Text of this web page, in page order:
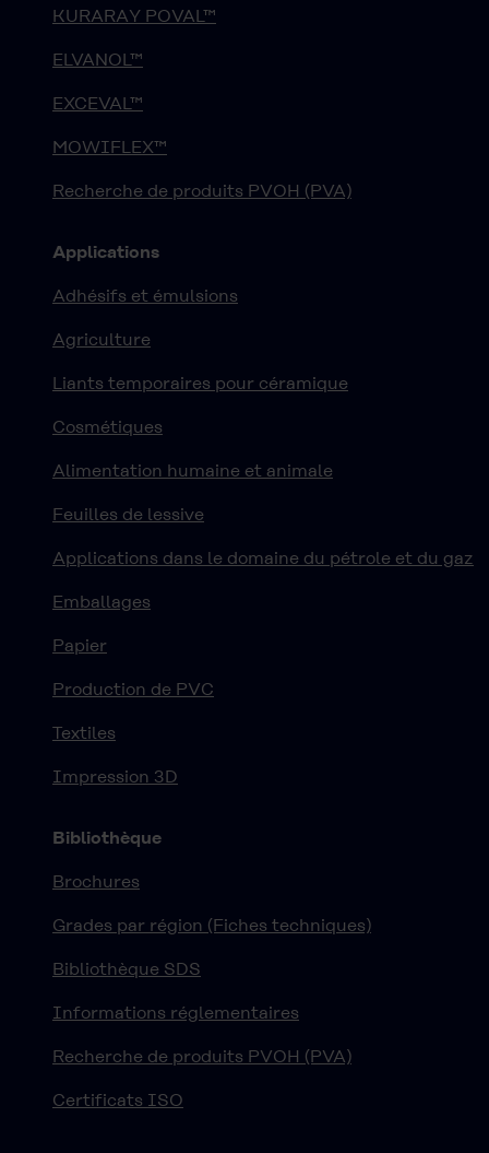
KURARAY POVAL™
ELVANOL™
EXCEVAL™
MOWIFLEX™
Recherche de produits PVOH (PVA)
Applications
Adhésifs et émulsions
Agriculture
Liants temporaires pour céramique
Cosmétiques
Alimentation humaine et animale
Feuilles de lessive
Applications dans le domaine du pétrole et du gaz
Emballages
Papier
Production de PVC
Textiles
Impression 3D
Bibliothèque
Brochures
Grades par région (Fiches techniques)
Bibliothèque SDS
Informations réglementaires
Recherche de produits PVOH (PVA)
Certificats ISO